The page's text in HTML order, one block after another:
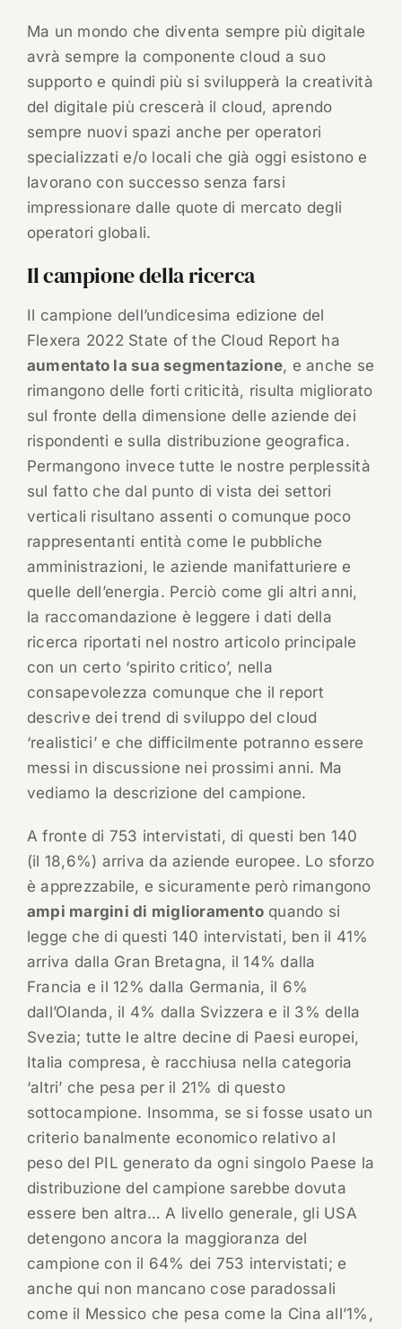
Ma un mondo che diventa sempre più digitale
avrà sempre la componente cloud a suo
supporto e quindi più si svilupperà la creatività
del digitale più crescerà il cloud, aprendo
sempre nuovi spazi anche per operatori
specializzati e/o locali che già oggi esistono e
lavorano con successo senza farsi
impressionare dalle quote di mercato degli
operatori globali.
Il campione della ricerca
Il campione dell’undicesima edizione del
Flexera 2022 State of the Cloud Report ha
aumentato la sua segmentazione, e anche se
rimangono delle forti criticità, risulta migliorato
sul fronte della dimensione delle aziende dei
rispondenti e sulla distribuzione geografica.
Permangono invece tutte le nostre perplessità
sul fatto che dal punto di vista dei settori
verticali risultano assenti o comunque poco
rappresentanti entità come le pubbliche
amministrazioni, le aziende manifatturiere e
quelle dell’energia. Perciò come gli altri anni,
la raccomandazione è leggere i dati della
ricerca riportati nel nostro articolo principale
con un certo ‘spirito critico’, nella
consapevolezza comunque che il report
descrive dei trend di sviluppo del cloud
‘realistici’ e che difficilmente potranno essere
messi in discussione nei prossimi anni. Ma
vediamo la descrizione del campione.
A fronte di 753 intervistati, di questi ben 140
(il 18,6%) arriva da aziende europee. Lo sforzo
è apprezzabile, e sicuramente però rimangono
ampi margini di miglioramentoquando si
legge che di questi 140 intervistati, ben il 41%
arriva dalla Gran Bretagna, il 14% dalla
Francia e il 12% dalla Germania, il 6%
dall’Olanda, il 4% dalla Svizzera e il 3% della
Svezia; tutte le altre decine di Paesi europei,
Italia compresa, è racchiusa nella categoria
‘altri’ che pesa per il 21% di questo
sottocampione. Insomma, se si fosse usato un
criterio banalmente economico relativo al
peso del PIL generato da ogni singolo Paese la
distribuzione del campione sarebbe dovuta
essere ben altra… A livello generale, gli USA
detengono ancora la maggioranza del
campione con il 64% dei 753 intervistati; e
anche qui non mancano cose paradossali
come il Messico che pesa come la Cina all’1%,